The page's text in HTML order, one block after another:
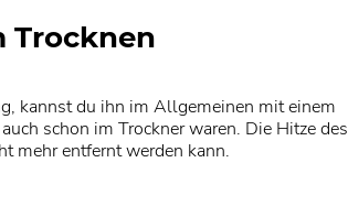
Trocknen
kannst du ihn im Allgemeinen mit einem
schon im Trockner waren. Die Hitze des
mehr entfernt werden kann.